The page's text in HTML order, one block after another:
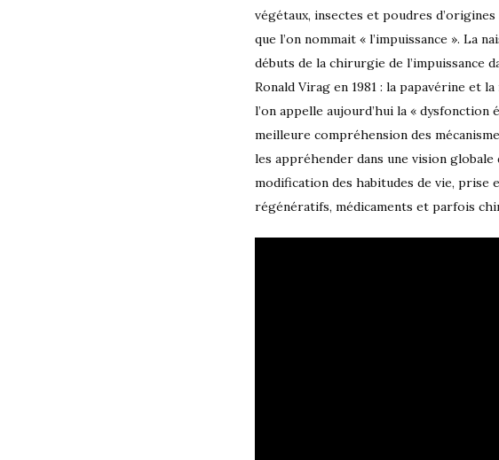
végétaux, insectes et poudres
que l’on nommait « l’impuissance ». La
débuts de la chirurgie de l’impuissance
Ronald Virag en 1981 : la papavérine et
l’on appelle aujourd’hui la «
meilleure compréhension des
les appréhender dans une vision globale
modification des habitudes de vie, prise
régénératifs, médicaments et parfois